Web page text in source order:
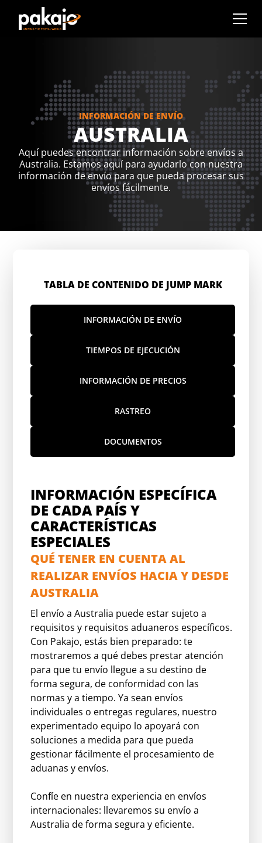
INFORMACIÓN DE ENVÍO
AUSTRALIA
Aquí puedes encontrar información sobre envíos a
Australia. Estamos aquí para ayudarlo con nuestra
información de envío para que pueda procesar sus
envíos fácilmente.
TABLA DE CONTENIDO DE JUMP MARK
INFORMACIÓN DE ENVÍO
TIEMPOS DE EJECUCIÓN
INFORMACIÓN DE PRECIOS
RASTREO
DOCUMENTOS
INFORMACIÓN ESPECÍFICA
DE CADA PAÍS Y
CARACTERÍSTICAS
ESPECIALES
QUÉ TENER EN CUENTA AL
REALIZAR ENVÍOS HACIA Y DESDE
AUSTRALIA
El envío a Australia puede estar sujeto a
requisitos y requisitos aduaneros específicos.
Con Pakajo, estás bien preparado: te
mostraremos a qué debes prestar atención
para que tu envío llegue a su destino de
forma segura, de conformidad con las
normas y a tiempo. Ya sean envíos
individuales o entregas regulares, nuestro
experimentado equipo lo apoyará con
soluciones a medida para que pueda
gestionar fácilmente el procesamiento de
aduanas y envíos.
Confíe en nuestra experiencia en envíos
internacionales: llevaremos su envío a
Australia de forma segura y eficiente.